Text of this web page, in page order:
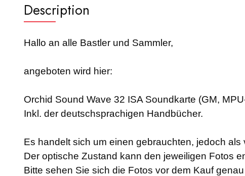
Description
Hallo an alle Bastler und Sammler,
angeboten wird hier:
Orchid Sound Wave 32 ISA Soundkarte (GM,
Inkl. der deutschsprachigen Handbücher.
Es handelt sich um einen gebrauchten, jedoch
Der optische Zustand kann den jeweiligen Fotos
Bitte sehen Sie sich die Fotos vor dem Kauf